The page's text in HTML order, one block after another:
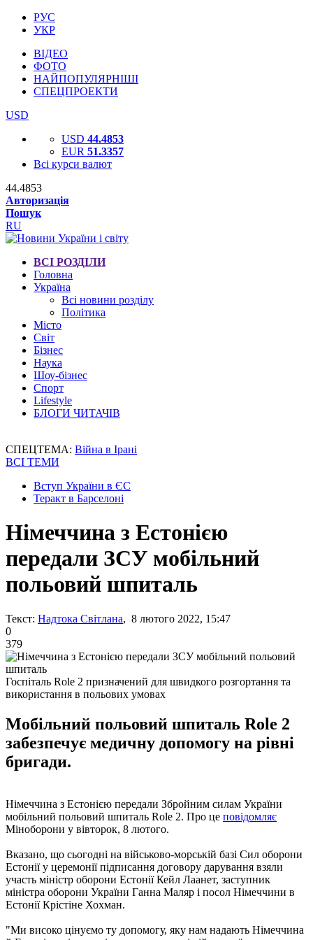
РУС
УКР
ВІДЕО
ФОТО
НАЙПОПУЛЯРНІШІ
СПЕЦПРОЕКТИ
USD
USD 44.4853
EUR 51.3357
Всі курси валют
44.4853
Авторизація
Пошук
RU
ВСІ РОЗДІЛИ
Головна
Україна
Всі новини розділу
Політика
Місто
Світ
Бізнес
Наука
Шоу-бізнес
Спорт
Lifestyle
БЛОГИ ЧИТАЧІВ
СПЕЦТЕМА: Війна в Ірані
ВСІ ТЕМИ
Вступ України в ЄС
Теракт в Барселоні
Німеччина з Естонією
передали ЗСУ мобільний
польовий шпиталь
Текст: Надтока Світлана, 8 лютого 2022, 15:47
0
379
Госпіталь Role 2 призначений для швидкого розгортання та
використання в польових умовах
Мобільний польовий шпиталь Role 2
забезпечує медичну допомогу на рівні
бригади.
Німеччина з Естонією передали Збройним силам України
мобільний польовий шпиталь Role 2. Про це повідомляє
Міноборони у вівторок, 8 лютого.
Вказано, що сьогодні на військово-морській базі Сил оборони
Естонії у церемонії підписання договору дарування взяли
участь міністр оборони Естонії Кейл Лаанет, заступник
міністра оборони України Ганна Маляр і посол Німеччини в
Естонії Крістіне Хохман.
"Ми високо цінуємо ту допомогу, яку нам надають Німеччина